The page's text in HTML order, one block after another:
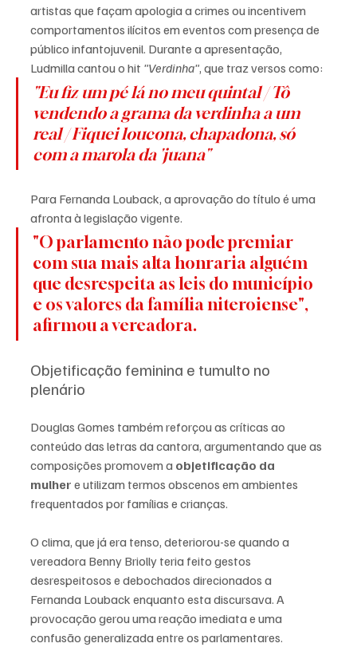
artistas que façam apologia a crimes ou incentivem
comportamentos ilícitos em eventos com presença de
público infantojuvenil. Durante a apresentação,
Ludmilla cantou o hit "Verdinha", que traz versos como:
"Eu fiz um pé lá no meu quintal / Tô
vendendo a grama da verdinha a um
real / Fiquei loucona, chapadona, só
com a marola da 'juana"
Para Fernanda Louback, a aprovação do título é uma
afronta à legislação vigente.
"O parlamento não pode premiar
com sua mais alta honraria alguém
que desrespeita as leis do município
e os valores da família niteroiense",
afirmou a vereadora.
Objetificação feminina e tumulto no
plenário
Douglas Gomes também reforçou as críticas ao
conteúdo das letras da cantora, argumentando que as
composições promovem a objetificação da
mulher e utilizam termos obscenos em ambientes
frequentados por famílias e crianças.
O clima, que já era tenso, deteriorou-se quando a
vereadora Benny Briolly teria feito gestos
desrespeitosos e debochados direcionados a
Fernanda Louback enquanto esta discursava. A
provocação gerou uma reação imediata e uma
confusão generalizada entre os parlamentares.